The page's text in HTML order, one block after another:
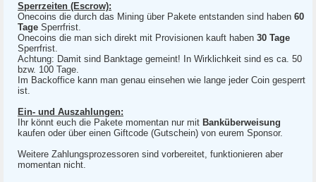
Sperrzeiten (Escrow):
Onecoins die durch das Mining über Pakete entstanden sind haben 60
Tage Sperrfrist.
Onecoins die man sich direkt mit Provisionen kauft haben 30 Tage
Sperrfrist.
Achtung: Damit sind Banktage gemeint! In Wirklichkeit sind es ca. 50
bzw. 100 Tage.
Im Backoffice kann man genau einsehen wie lange jeder Coin gesperrt
ist.
Ein- und Auszahlungen:
Ihr könnt euch die Pakete momentan nur mit Banküberweisung
kaufen oder über einen Giftcode (Gutschein) von eurem Sponsor.
Weitere Zahlungsprozessoren sind vorbereitet, funktionieren aber
momentan nicht.